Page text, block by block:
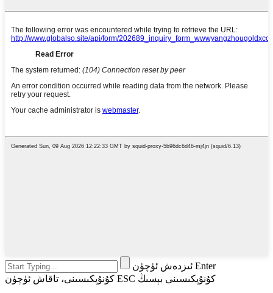
ئىزدەش ئۈچۈن Enter
كۇنۇپكىسىنى، تاقاش ئۈچۈن ESC كۇنۇپكىسىنى بېسىڭ